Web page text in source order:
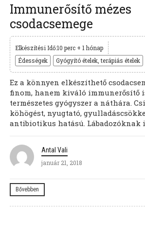
Immunerősítő mézes
csodacsemege
Elkészítési Idő:10 perc + 1 hónap
Édességek
Gyógyító ételek, terápiás ételek
Ez a könnyen elkészíthető
finom, hanem kiváló immunerősítő
természetes gyógyszer a náthára.
köhögést, nyugtató,
antibiotikus hatású. Lábadozóknak
Antal Vali
január 21, 2018
Bővebben